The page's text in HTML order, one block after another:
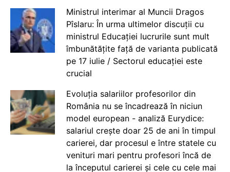
Ministrul interimar al Muncii Dragos
Pîslaru: În urma ultimelor discuții cu
ministrul Educației lucrurile sunt mult
îmbunătățite față de varianta publicată
pe 17 iulie / Sectorul educației este
crucial
Evoluția salariilor profesorilor din
România nu se încadrează în niciun
model european - analiză Eurydice:
salariul crește doar 25 de ani în timpul
carierei, dar procesul e între statele cu
venituri mari pentru profesori încă de
la începutul carierei și cele cu cele mai